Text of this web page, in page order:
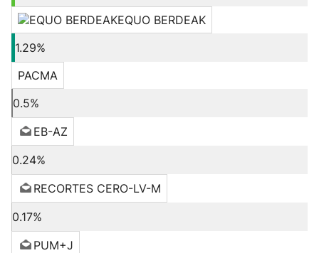
EQUO BERDEAK
1.29%
PACMA
0.5%
EB-AZ
0.24%
RECORTES CERO-LV-M
0.17%
PUM+J